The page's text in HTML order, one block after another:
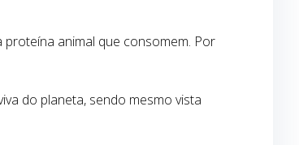
animal que consomem. Por
do planeta, sendo mesmo vista